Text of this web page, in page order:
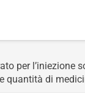
per l’iniezione
quantità di